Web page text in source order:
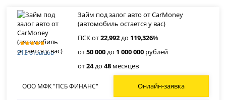
212 отзывов
Займ под залог авто от CarMoney
(автомобиль остается у вас)
ПСК от22,992до 119,326%
от50 000до 1 000 000 рублей
от24до48 месяцев
ООО МФК "ПСБ ФИНАНС" Онлайн-заявка